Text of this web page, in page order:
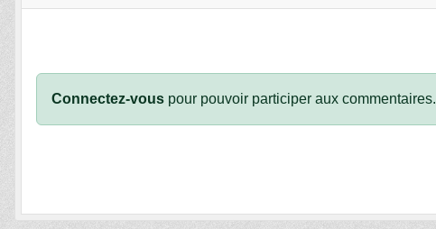
Connectez-vous pour pouvoir participer aux commentaires.